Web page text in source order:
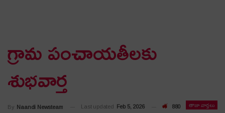
గ్రామ పంచాయ‌తీల‌కు
శుభ‌వార్త‌
తాజా వార్తలు
By Naandi Newsteam Last updated Feb 5, 2026 880